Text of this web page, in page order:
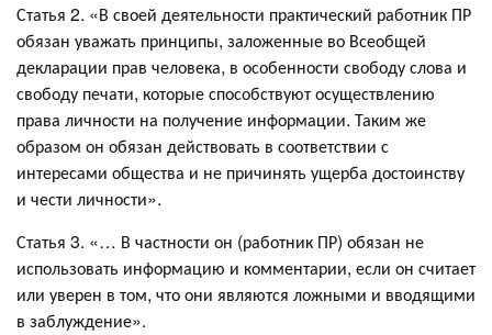
Статья 2. «В своей деятельности практический работник ПР
обязан уважать принципы, заложенные во Всеобщей
декларации прав человека, в особенности свободу слова и
свободу печати, которые способствуют осуществлению
права личности на получение информации. Таким же
образом он обязан действовать в соответствии с
интересами общества и не причинять ущерба достоинству
и чести личности».
Статья 3. «… В частности он (работник ПР) обязан не
использовать информацию и комментарии, если он считает
или уверен в том, что они являются ложными и вводящими
в заблуждение».